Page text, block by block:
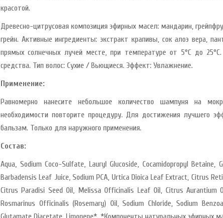
красотой.
Древесно-цитрусовая композиция эфирных масел: мандарин,
грейн. Активные ингредиенты: экстракт крапивы, сок алоэ вера,
прямых солнечных лучей месте, при температуре от 5°С до
средства. Тип волос: Сухие / Вьющиеся. Эффект: Увлажнение.
Применение:
Равномерно нанесите небольшое количество шампуня на
необходимости повторите процедуру. Для достижения лучшего
бальзам. Только для наружного применения.
Состав:
Aqua, Sodium Coco-Sulfate, Lauryl Glucoside, Cocamidopropyl Betaine,
Barbadensis Leaf Juice, Sodium PCA, Urtica Dioica Leaf Extract, Citrus
Citrus Paradisi Seed Oil, Melissa Officinalis Leaf Oil, Citrus
Rosmarinus Officinalis (Rosemary) Oil, Sodium Chloride, Sodium